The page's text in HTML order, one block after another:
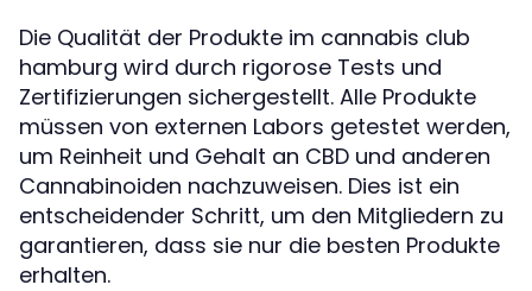
Die Qualität der Produkte im cannabis club
hamburg wird durch rigorose Tests und
Zertifizierungen sichergestellt. Alle Produkte
müssen von externen Labors getestet werden,
um Reinheit und Gehalt an CBD und anderen
Cannabinoiden nachzuweisen. Dies ist ein
entscheidender Schritt, um den Mitgliedern zu
garantieren, dass sie nur die besten Produkte
erhalten.